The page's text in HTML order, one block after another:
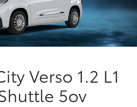
Verso 1.2 L1
5ov